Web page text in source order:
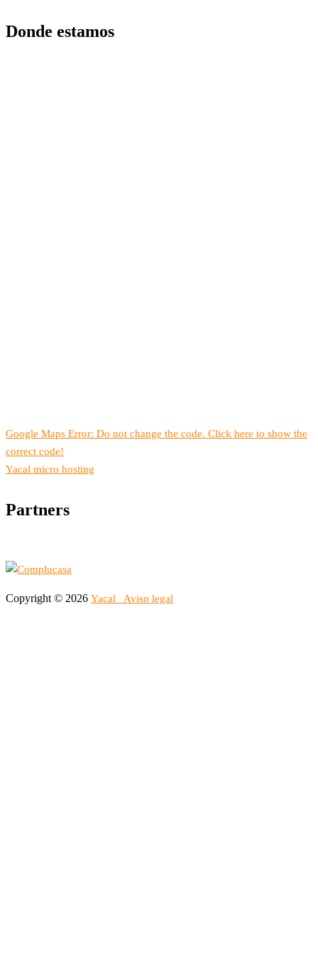
Donde estamos
Google Maps Error: Do not change the code. Click here to show the
correct code!
Yacal micro hosting
Partners
Copyright © 2026 Yacal Aviso legal